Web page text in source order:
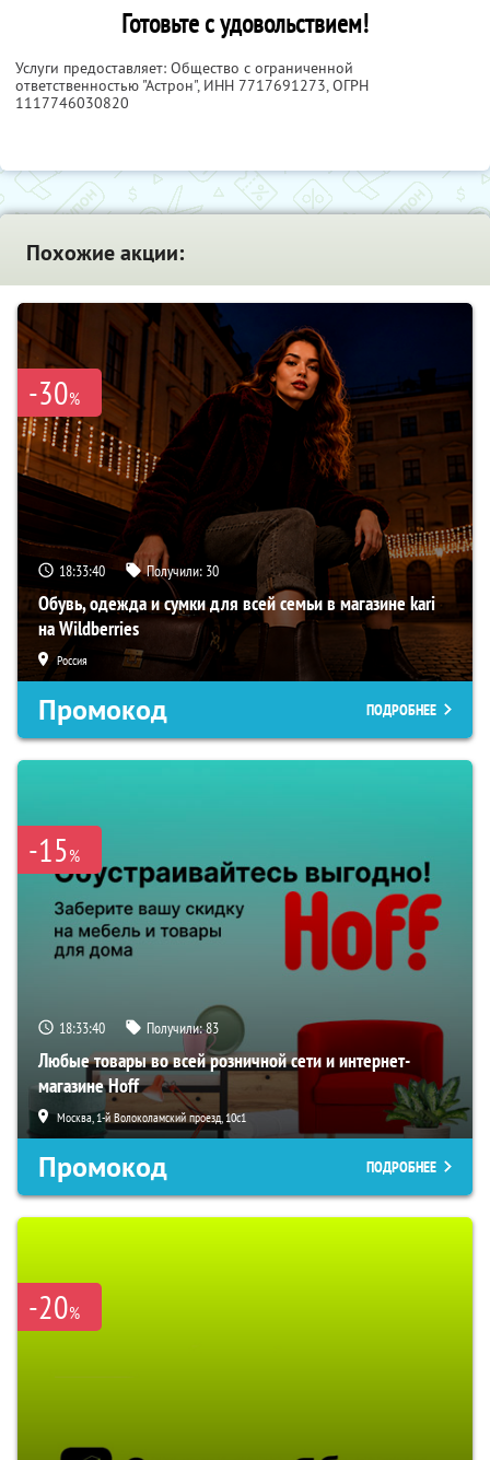
Готовьте с удовольствием!
Услуги предоставляет: Общество с ограниченной
ответственностью "Астрон", ИНН 7717691273, ОГРН
1117746030820
Похожие акции:
-30%
18:33:39 Получили: 30
Обувь, одежда и сумки для всей семьи в магазине kari
на Wildberries
Россия
Промокод ПОДРОБНЕЕ
-15%
18:33:39 Получили:83
Любые товары во всей розничной сети и интернет-
магазине Hoff
Москва, 1-й Волоколамский проезд, 10с1
Промокод ПОДРОБНЕЕ
-20%